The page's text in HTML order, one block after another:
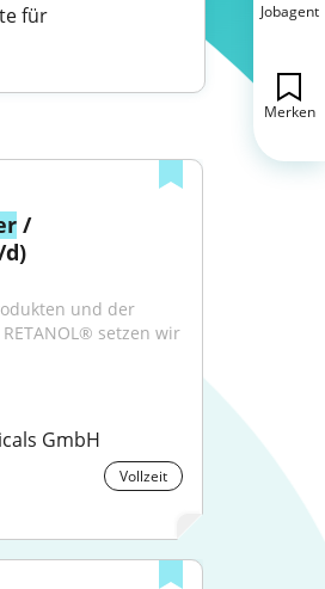
für
/
und der
setzen wir
GmbH
Vollzeit
Jobagent
Merken